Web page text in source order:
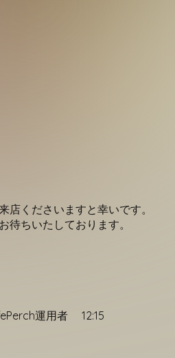
店くださいますと幸いです。
待ちいたしております。
運用者 12:15